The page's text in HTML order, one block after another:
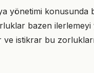
yönetimi konusunda
bazen ilerlemeyi
ve istikrar bu